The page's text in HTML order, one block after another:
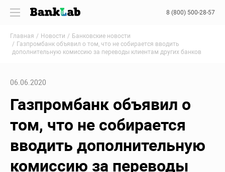
8 (800) 500-28-57
Главная Новости
Банковские новости
Газпромбанк объявил о том, что не собирается вводить
дополнительную комиссию за переводы клиентам других банков
06.06.2020
Газпромбанк объявил о
том, что не собирается
вводить дополнительную
комиссию за переводы